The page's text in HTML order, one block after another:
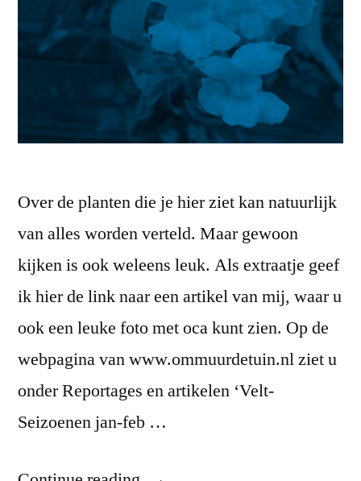
Over de planten die je hier ziet kan natuurlijk
van alles worden verteld. Maar gewoon
kijken is ook weleens leuk. Als extraatje geef
ik hier de link naar een artikel van mij, waar u
ook een leuke foto met oca kunt zien. Op de
webpagina van www.ommuurdetuin.nl ziet u
onder Reportages en artikelen ‘Velt-
Seizoenen jan-feb …